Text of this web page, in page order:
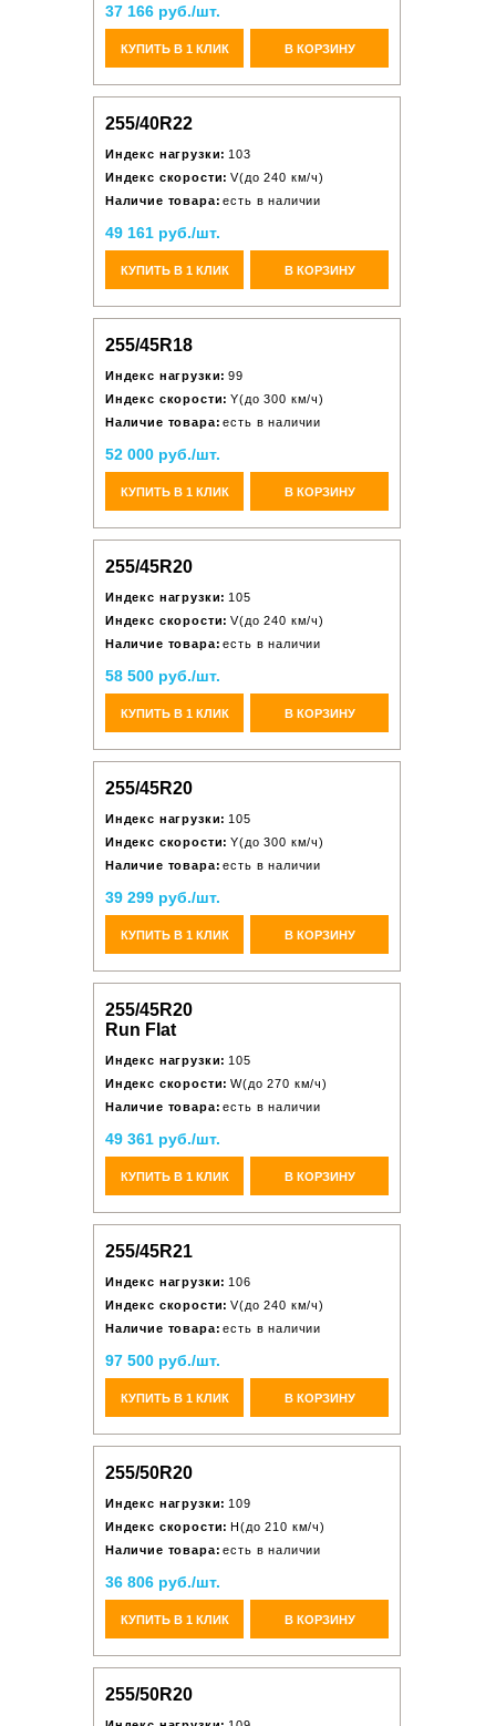
37 166 руб./шт.
КУПИТЬ В 1 КЛИК В КОРЗИНУ
255/40R22
Индекс нагрузки: 103
Индекс скорости: V(до 240 км/ч)
Наличие товара: есть в наличии
49 161 руб./шт.
КУПИТЬ В 1 КЛИК В КОРЗИНУ
255/45R18
Индекс нагрузки: 99
Индекс скорости: Y(до 300 км/ч)
Наличие товара: есть в наличии
52 000 руб./шт.
КУПИТЬ В 1 КЛИК В КОРЗИНУ
255/45R20
Индекс нагрузки: 105
Индекс скорости: V(до 240 км/ч)
Наличие товара: есть в наличии
58 500 руб./шт.
КУПИТЬ В 1 КЛИК В КОРЗИНУ
255/45R20
Индекс нагрузки: 105
Индекс скорости: Y(до 300 км/ч)
Наличие товара: есть в наличии
39 299 руб./шт.
КУПИТЬ В 1 КЛИК В КОРЗИНУ
255/45R20
Run Flat
Индекс нагрузки: 105
Индекс скорости: W(до 270 км/ч)
Наличие товара: есть в наличии
49 361 руб./шт.
КУПИТЬ В 1 КЛИК В КОРЗИНУ
255/45R21
Индекс нагрузки: 106
Индекс скорости: V(до 240 км/ч)
Наличие товара: есть в наличии
97 500 руб./шт.
КУПИТЬ В 1 КЛИК В КОРЗИНУ
255/50R20
Индекс нагрузки: 109
Индекс скорости: H(до 210 км/ч)
Наличие товара: есть в наличии
36 806 руб./шт.
КУПИТЬ В 1 КЛИК В КОРЗИНУ
255/50R20